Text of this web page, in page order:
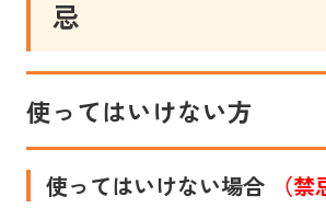
忌
使ってはいけない方
使ってはいけない場合 （禁